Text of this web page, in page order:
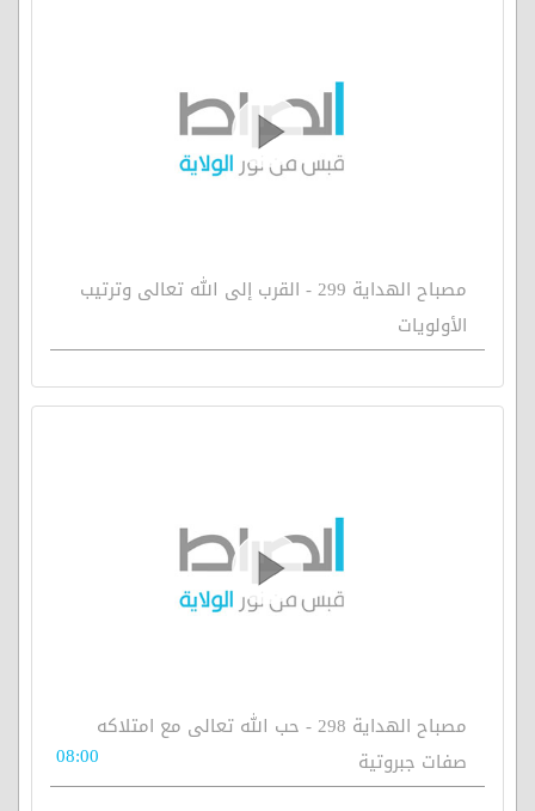
مصباح الهداية 299 - القرب إلى الله تعالى وترتيب
الأولويات
مصباح الهداية 298 - حب الله تعالى مع امتلاكه
صفات جبروتية
08:00